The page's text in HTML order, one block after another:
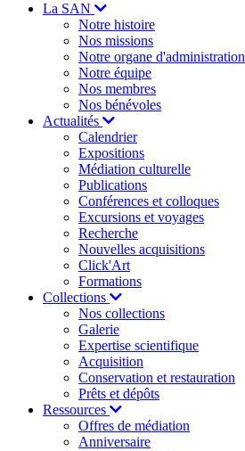
La SAN
Notre histoire
Nos missions
Notre organe d'administration
Notre équipe
Nos membres
Nos bénévoles
Actualités
Calendrier
Expositions
Médiation culturelle
Publications
Conférences et colloques
Excursions et voyages
Recherche
Nouvelles acquisitions
Click'Art
Formations
Collections
Nos collections
Galerie
Expertise scientifique
Acquisition
Conservation et restauration
Prêts et dépôts
Ressources
Offres de médiation
Anniversaire